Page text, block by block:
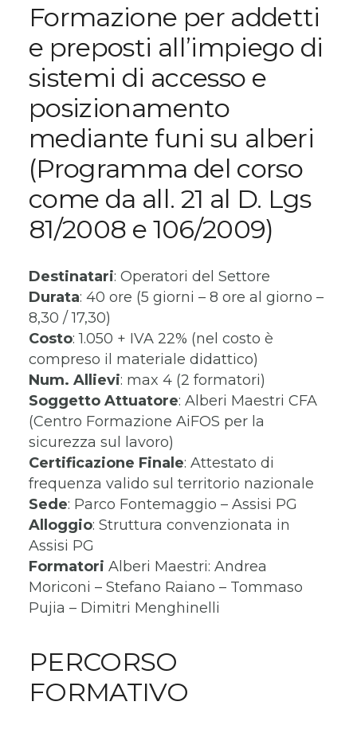
Formazione per addetti
e preposti all’impiego di
sistemi di accesso e
posizionamento
mediante funi su alberi
(Programma del corso
come da all. 21 al D. Lgs
81/2008 e 106/2009)
Destinatari: Operatori del Settore
Durata: 40 ore (5 giorni – 8 ore al giorno –
8,30 / 17,30)
Costo: 1.050 + IVA 22% (nel costo è
compreso il materiale didattico)
Num. Allievi: max 4 (2 formatori)
Soggetto Attuatore: Alberi Maestri CFA
(Centro Formazione AiFOS per la
sicurezza sul lavoro)
Certificazione Finale: Attestato di
frequenza valido sul territorio nazionale
Sede: Parco Fontemaggio – Assisi PG
Alloggio: Struttura convenzionata in
Assisi PG
Formatori Alberi Maestri: Andrea
Moriconi – Stefano Raiano – Tommaso
Pujia – Dimitri Menghinelli
PERCORSO
FORMATIVO